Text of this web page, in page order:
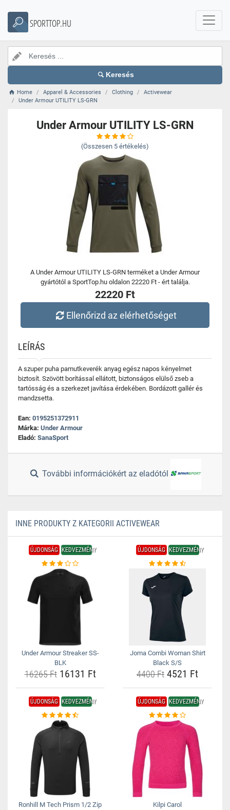
SPORTTOP.HU
Keresés
Home Apparel & Accessories Clothing
Activewear
Under Armour UTILITY LS-GRN
Under Armour UTILITY LS-GRN
(Összesen 5 értékelés)
A Under Armour UTILITY LS-GRN terméket a Under Armour
gyártótól a SportTop.hu oldalon 22220 Ft - ért találja.
22220 Ft
Ellenőrizd az elérhetőséget
LEÍRÁS
A szuper puha pamutkeverék anyag egész napos kényelmet
biztosít. Szövött borítással ellátott, biztonságos elülső zseb a
tartósság és a szerkezet javítása érdekében. Bordázott gallér és
mandzsetta.
Ean: 0195251372911
Márka: Under Armour
Eladó: SanaSport
További információkért az eladótól
INNE PRODUKTY Z KATEGORII ACTIVEWEAR
ÚJDONSÁG KEDVEZMÉNY
Under Armour Streaker SS-
BLK
16265 Ft16131 Ft
ÚJDONSÁG KEDVEZMÉNY
Joma Combi Woman Shirt
Black S/S
4400 Ft 4521 Ft
ÚJDONSÁG KEDVEZMÉNY
Ronhill M Tech Prism 1/2 Zip
ÚJDONSÁG KEDVEZMÉNY
Kilpi Carol